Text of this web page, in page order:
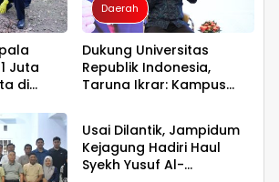
Juta
di
Bumi
Daerah
Dukung Universitas
Republik Indonesia,
Taruna Ikrar: Kampus
Jepang dan China
Wujudkan Indonesia
Emas 2045
Daerah
Usai Dilantik, Jampidum
Kejagung Hadiri Haul
Syekh Yusuf Al-